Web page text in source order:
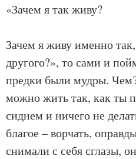
«Зачем я так живу?
Зачем я живу именно
другого?», то сами и
предки были мудры.
можно жить так, как ты
сиднем и ничего не
благое – ворчать,
снимали с себя сглазы,